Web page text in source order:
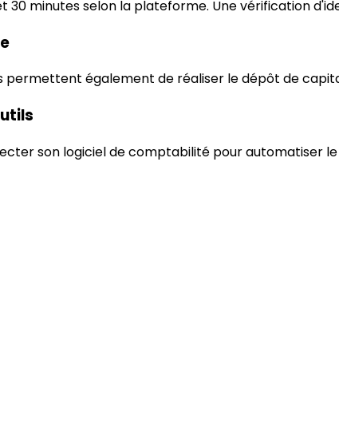
30 minutes selon la plateforme. Une vérification
permettent également de réaliser le dépôt de
son logiciel de comptabilité pour automatiser